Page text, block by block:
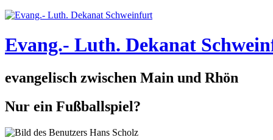
Evang.- Luth. Dekanat
evangelisch zwischen Main und Rhön
Nur ein Fußballspiel?